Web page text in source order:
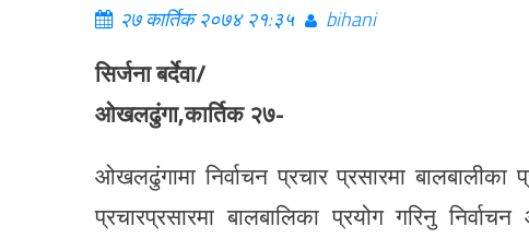
२७ कार्तिक २०७४ २१:३५ bihani
सिर्जना बर्देवा/
ओखलढुंगा,कार्तिक २७-
ओखलढुंगामा निर्वाचन प्रचार प्रसारमा
प्रचारप्रसारमा बालबालिका प्रयोग गरिनु